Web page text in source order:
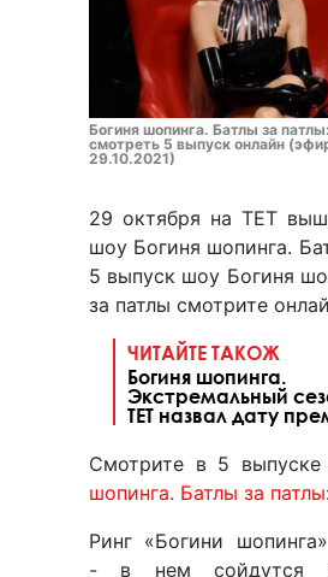
Богиня шопинга. Батлы за патлы:
смотреть 5 выпуск онлайн
29.10.2021)
29 октября на ТЕТ
шоу Богиня шопинга.
5 выпуск шоу Богиня
за патлы смотрите
ЧИТАЙТЕ ТАКОЖ
Богиня шопинга.
Экстремальный
ТЕТ назвал дату
Смотрите в 5
шопинга. Батлы за патлы
Ринг «Богини
- в нем сойдутся